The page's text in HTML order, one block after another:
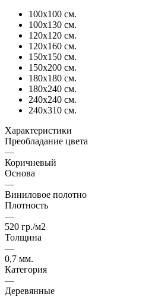
100х100 см.
100х130 см.
120х120 см.
120х160 см.
150х150 см.
150х200 см.
180х180 см.
180х240 см.
240х240 см.
240х310 см.
Характеристики
Преобладание цвета
—
Коричневый
Основа
—
Виниловое полотно
Плотность
—
520 гр./м2
Толщина
—
0,7 мм.
Категория
—
Деревянные